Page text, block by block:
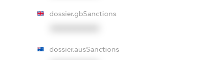
dossier.gbSanctions
dossier.ausSanctions